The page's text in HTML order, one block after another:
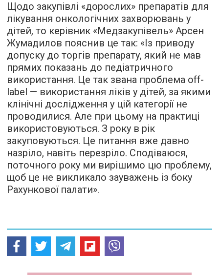
Щодо закупівлі «дорослих» препаратів для
лікування онкологічних захворювань у
дітей, то керівник «Медзакупівель» Арсен
Жумадилов пояснив це так: «Із приводу
допуску до торгів препарату, який не мав
прямих показань до педіатричного
використання. Це так звана проблема off-
label — використання ліків у дітей, за якими
клінічні дослідження у цій категорії не
проводилися. Але при цьому на практиці
використовуються. З року в рік
закуповуються. Це питання вже давно
назріло, навіть перезріло. Сподіваюся,
поточного року ми вирішимо цю проблему,
щоб це не викликало зауважень із боку
Рахункової палати».